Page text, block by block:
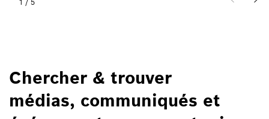
1 / 5
Chercher & trouver
médias, communiqués et